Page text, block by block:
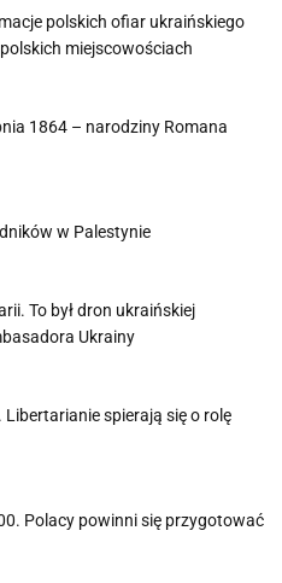
polskich ofiar ukraińskiego
miejscowościach
1864 – narodziny Romana
w Palestynie
To był dron ukraińskiej
Ukrainy
spierają się o rolę
Polacy powinni się przygotować